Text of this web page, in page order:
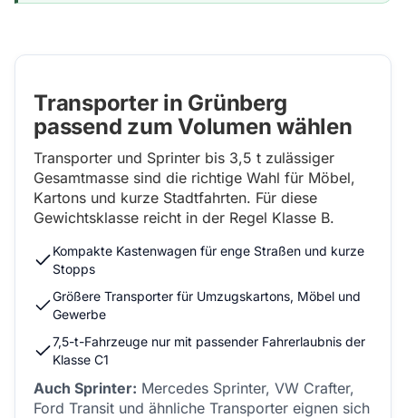
Transporter in Grünberg
passend zum Volumen wählen
Transporter und Sprinter bis 3,5 t zulässiger
Gesamtmasse sind die richtige Wahl für Möbel,
Kartons und kurze Stadtfahrten. Für diese
Gewichtsklasse reicht in der Regel Klasse B.
Kompakte Kastenwagen für enge Straßen und kurze
Stopps
Größere Transporter für Umzugskartons, Möbel und
Gewerbe
7,5-t-Fahrzeuge nur mit passender Fahrerlaubnis der
Klasse C1
Auch Sprinter: Mercedes Sprinter, VW Crafter,
Ford Transit und ähnliche Transporter eignen sich